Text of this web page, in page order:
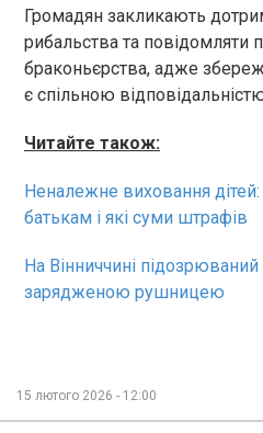
Громадян закликають
рибальства та повідомляти
браконьєрства, адже
є спільною
Читайте також:
Неналежне виховання
батькам і які суми штрафів
На Вінниччині підозрюваний
зарядженою рушницею
15 лютого 2026 - 12:00